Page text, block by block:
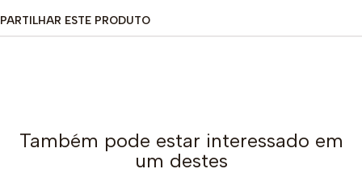
PARTILHAR ESTE PRODUTO
Também pode estar interessado em
um destes